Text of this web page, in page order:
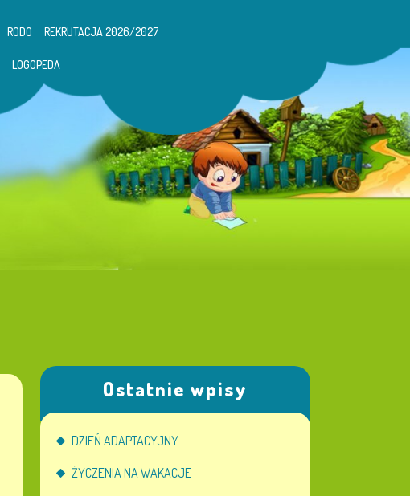
RODO REKRUTACJA 2026/2027
LOGOPEDA
Ostatnie wpisy
DZIEŃ ADAPTACYJNY
ŻYCZENIA NA WAKACJE